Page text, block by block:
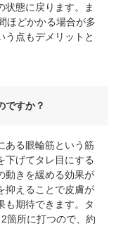
状態に戻ります。ま
ほどかかる場合が多
う点もデメリットと
ですか？
ある眼輪筋という筋
下げてタレ目にする
動きを緩める効果が
抑えることで皮膚が
も期待できます。タ
箇所に打つので、約